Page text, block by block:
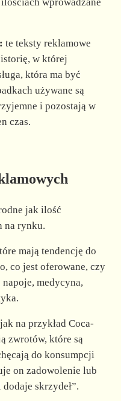
te teksty reklamowe
w której
która ma być
używane są
i pozostają w
czas.
jak ilość
na rynku.
mają tendencję do
co jest oferowane, czy
medycyna,
na przykład Coca-
zwrotów, które są
do konsumpcji
on zadowolenie lub
skrzydeł”.